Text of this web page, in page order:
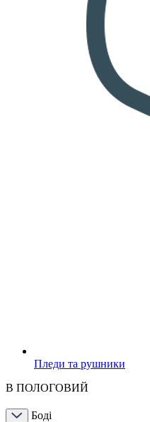
Пледи та рушники
В ПОЛОГОВИЙ
Боді